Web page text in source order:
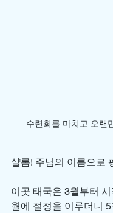
수련회를 마치고 오랜
샬롬! 주님의 이름으로
이곳 태국은 3월부터
월에 절정을 이루더니